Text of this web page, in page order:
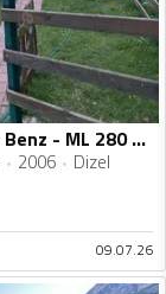
Mercedes Benz - ML 280 - 280 cdi
2006 Dizel
09.07.26